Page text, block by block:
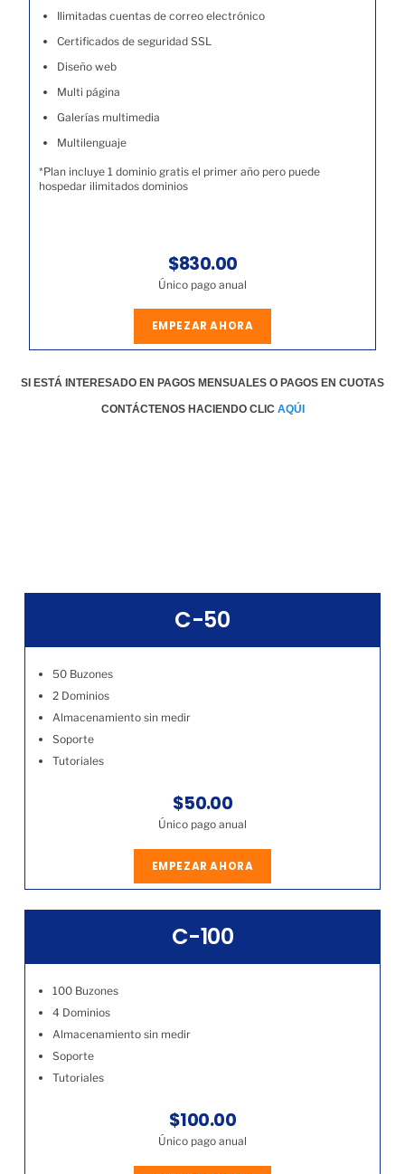
Ilimitadas cuentas de correo electrónico
Certificados de seguridad SSL
Diseño web
Multi página
Galerías multimedia
Multilenguaje
*Plan incluye 1 dominio gratis el primer año pero puede
hospedar ilimitados dominios
$830.00
Único pago anual
EMPEZAR AHORA
SI ESTÁ INTERESADO EN PAGOS MENSUALES O PAGOS EN CUOTAS
CONTÁCTENOS HACIENDO CLIC AQÚI
C-50
50 Buzones
2 Dominios
Almacenamiento sin medir
Soporte
Tutoriales
$50.00
Único pago anual
EMPEZAR AHORA
C-100
100 Buzones
4 Dominios
Almacenamiento sin medir
Soporte
Tutoriales
$100.00
Único pago anual